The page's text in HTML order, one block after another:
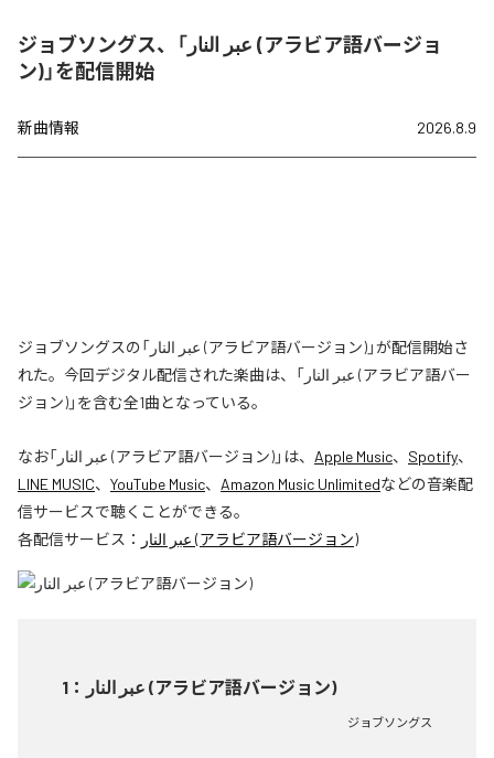
ジョブソングス、「عبر النار (アラビア語バージョ
ン)」を配信開始
新曲情報 2026.8.9
ジョブソングスの「عبر النار (アラビア語バージョン)」が配信開始さ
れた。今回デジタル配信された楽曲は、「عبر النار (アラビア語バー
ジョン)」を含む全1曲となっている。
なお「 عبر النار (アラビア語バージョン)」は、 Apple Music、 Spotify、
LINE MUSIC、 YouTube Music、 Amazon Music Unlimitedなどの音楽配
信サービスで聴くことができる。
各配信サービス：
عبر النار (アラビア語バージョン)
1 ： عبر النار (アラビア語バージョン)
ジョブソングス